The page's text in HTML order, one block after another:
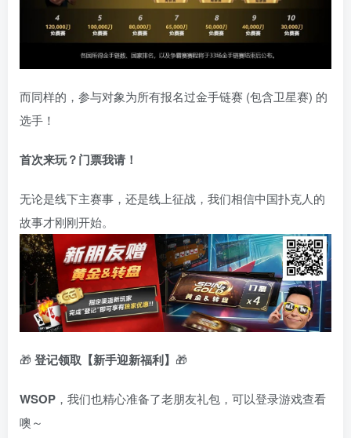
而同样的，参与对象为所有报名过金手链赛 (包含卫星赛) 的
选手！
首次来玩？门票我请！
无论是线下主赛事，还是线上征战，我们相信中国扑克人的
故事才刚刚开始。
🎁 登记领取【新手迎新福利】 🎁
WSOP ，我们也精心准备了老朋友礼包，可以登录游戏查看
噢～